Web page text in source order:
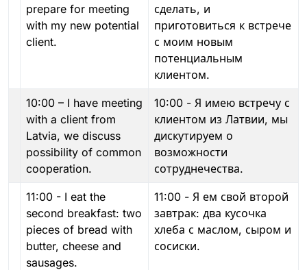
prepare for meeting
with my new potential
client.
сделать, и
приготовиться к встрече
с моим новым
потенциальным
клиентом.
10:00 – I have meeting
with a client from
Latvia, we discuss
possibility of common
cooperation.
10:00 - Я имею встречу с
клиентом из Латвии, мы
дискутируем о
возможности
сотруднечества.
11:00 - I eat the
second breakfast: two
pieces of bread with
butter, cheese and
sausages.
11:00 - Я ем свой второй
завтрак: два кусочка
хлеба с маслом, сыром и
сосиски.